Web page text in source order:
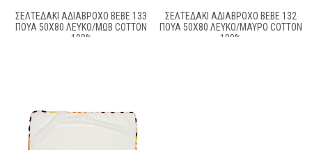
ΣΕΛΤΕΔΆΚΙ ΑΔΙΆΒΡΟΧΟ BEBE 133
ΠΟΥΆ 50X80 ΛΕΥΚΌ/ΜΩΒ COTTON
100%
ΣΕΛΤΕΔΆΚΙ ΑΔΙΆΒΡΟΧΟ BEBE 132
ΠΟΥΆ 50X80 ΛΕΥΚΌ/ΜΑΎΡΟ COTTON
100%